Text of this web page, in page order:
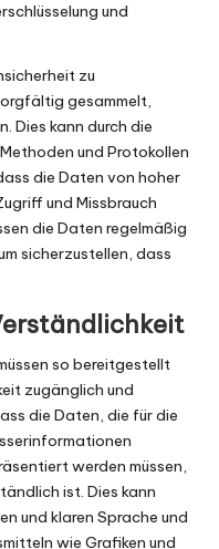
und
zu
gesammelt,
Dies kann durch die
und Protokollen
die Daten von hoher
und Missbrauch
die Daten regelmäßig
sicherzustellen, dass
so bereitgestellt
zugänglich und
die Daten, die für die
werden müssen,
ist. Dies kann
und klaren Sprache und
wie Grafiken und